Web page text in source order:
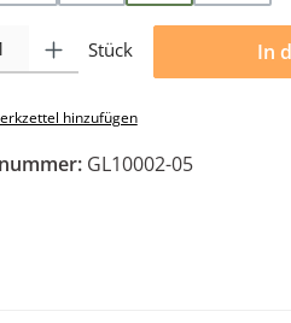
Gib den gewünschten
Stück In
hinzufügen
GL10002-05